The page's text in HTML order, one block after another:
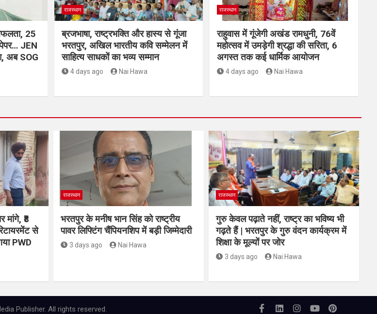
25
JEN
अब SOG
राजस्थान
ब्रजभाषा, राष्ट्रभक्ति और हास्य से गूंजा
भरतपुर, अखिल भारतीय कवि सम्मेलन में
साहित्य साधकों का भव्य सम्मान
4 days ago Nai Hawa
राजस्थान
राहुवास में गूंजेगी अखंड रामधुनी, 76वें
महोत्सव में उमड़ेगी श्रद्धा की सरिता, 6
अगस्त तक कई धार्मिक आयोजन
4 days ago Nai Hawa
₹8
से
PWD
राजस्थान
भरतपुर के मनीष भान सिंह को राष्ट्रीय
पावर लिफ्टिंग चैंपियनशिप में बड़ी जिम्मेदारी
3 days ago Nai Hawa
राजस्थान
गुरु केवल पढ़ाते नहीं, राष्ट्र का भविष्य भी
गढ़ते हैं | भरतपुर के गुरु वंदन कार्यक्रम में
शिक्षा के मूल्यों पर जोर
3 days ago Nai Hawa
Publisher. All rights reserved.